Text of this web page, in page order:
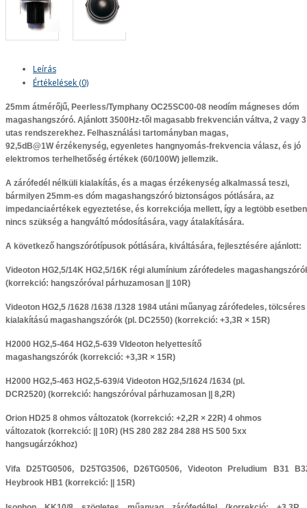
Leírás
Értékelések (0)
25mm átmérőjű, Peerless/Tymphany OC25SC00-08 neodím mágneses dóm
magashangszóró. Ajánlott 3500Hz-től magasabb frekvencián váltva, 2 vagy 3
utas rendszerekhez. Felhasználási tartományban magas,
92,5dB@1Wérzékenység, egyenletes hangnyomás-frekvencia válasz, és jó
elektromos terhelhetőség értékek (60/100W) jellemzik.
A zárófedél nélküli kialakítás, és a magas érzékenység alkalmassá teszi,
bármilyen 25mm-es dóm magashangszóró biztonságos pótlására, az
impedanciaértékek egyeztetése, és korrekciója mellett, így a legtöbb esetben
nincs szükség a hangváltó módosítására, vagy átalakítására.
A következő hangszórótípusok pótlására, kiváltására, fejlesztésére ajánlott:
Videoton HG2,5/14K HG2,5/16K régi alumínium zárófedeles
(korrekció: hangszóróval párhuzamosan || 10R)
Videoton HG2,5 /1628 /1638 /1328 1984 utáni műanyag zárófedeles, tölcséres
kialakítású magashangszórók (pl. DC2550) (korrekció: +3,3R × 15R)
H2000 HG2,5-464 HG2,5-639 VIdeoton helyettesítő
magashangszórók (korrekció: +3,3R × 15R)
H2000 HG2,5-463 HG2,5-639/4 Videoton HG2,5/1624 /1634 (pl.
DCR2520) (korrekció: hangszóróval párhuzamosan || 8,2R)
Orion HD25 8 ohmos változatok (korrekció: +2,2R × 22R) 4 ohmos
változatok (korrekció: || 10R) (HS 280 282 284 288 HS 500 5xx
hangsugárzókhoz)
Vifa D25TG0506, D25TG3506, D26TG0506, Videoton Preludium B31
Heybrook HB1 (korrekció: || 15R)